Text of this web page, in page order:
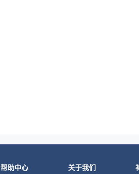
帮助中心 关于我们